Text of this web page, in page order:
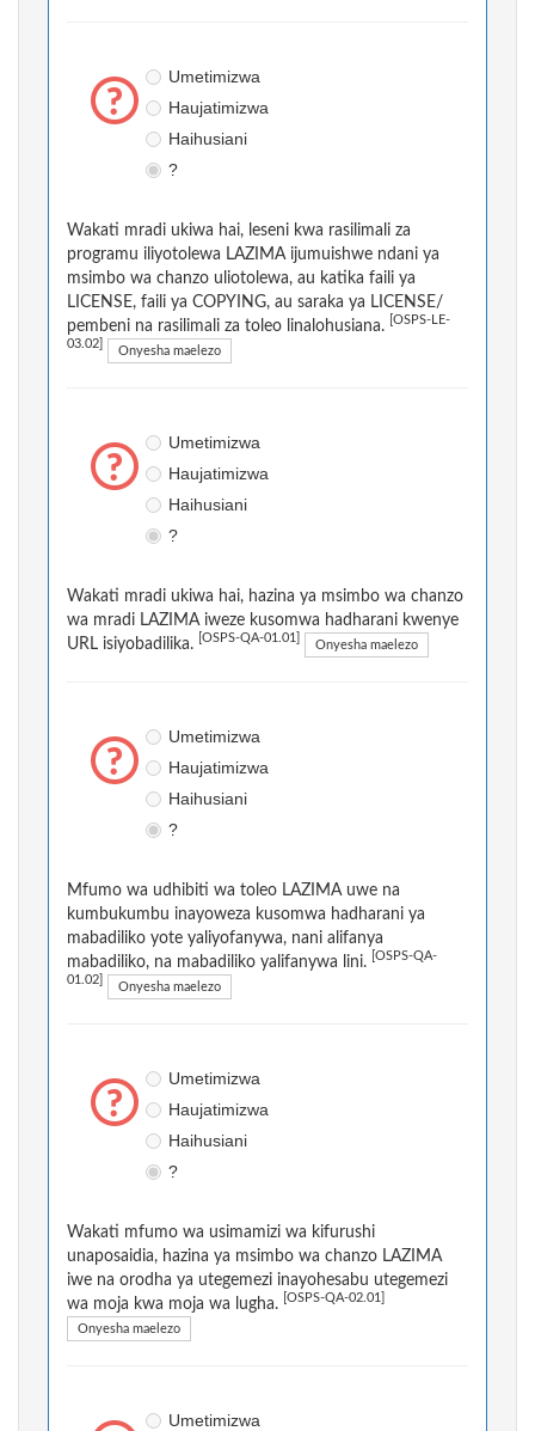
Umetimizwa
Haujatimizwa
Haihusiani
?
Wakati mradi ukiwa hai, leseni kwa rasilimali za
programu iliyotolewa LAZIMA ijumuishwe ndani ya
msimbo wa chanzo uliotolewa, au katika faili ya
LICENSE, faili ya COPYING, au saraka ya LICENSE/
pembeni na rasilimali za toleo linalohusiana.
[OSPS-LE-
03.02] Onyesha maelezo
Umetimizwa
Haujatimizwa
Haihusiani
?
Wakati mradi ukiwa hai, hazina ya msimbo wa chanzo
wa mradi LAZIMA iweze kusomwa hadharani kwenye
URL isiyobadilika.
[OSPS-QA-01.01] Onyesha maelezo
Umetimizwa
Haujatimizwa
Haihusiani
?
Mfumo wa udhibiti wa toleo LAZIMA uwe na
kumbukumbu inayoweza kusomwa hadharani ya
mabadiliko yote yaliyofanywa, nani alifanya
mabadiliko, na mabadiliko yalifanywa lini.
[OSPS-QA-
01.02] Onyesha maelezo
Umetimizwa
Haujatimizwa
Haihusiani
?
Wakati mfumo wa usimamizi wa kifurushi
unaposaidia, hazina ya msimbo wa chanzo LAZIMA
iwe na orodha ya utegemezi inayohesabu utegemezi
wa moja kwa moja wa lugha.
[OSPS-QA-02.01]
Onyesha maelezo
Umetimizwa